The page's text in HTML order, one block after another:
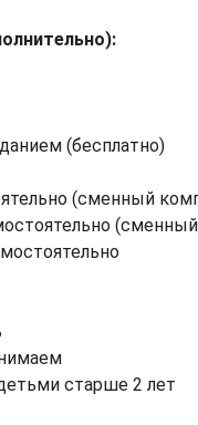
(бесплатно)
(сменный
старше 2 лет